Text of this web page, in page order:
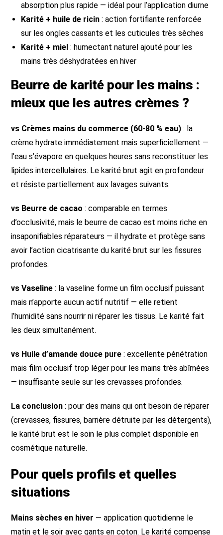
absorption plus rapide — idéal pour l’application diurne
Karité + huile de ricin : action fortifiante renforcée
sur les ongles cassants et les cuticules très sèches
Karité + miel : humectant naturel ajouté pour les
mains très déshydratées en hiver
Beurre de karité pour les mains :
mieux que les autres crèmes ?
vs Crèmes mains du commerce (60-80 % eau) : la
crème hydrate immédiatement mais superficiellement —
l’eau s’évapore en quelques heures sans reconstituer les
lipides intercellulaires. Le karité brut agit en profondeur
et résiste partiellement aux lavages suivants.
vs Beurre de cacao : comparable en termes
d’occlusivité, mais le beurre de cacao est moins riche en
insaponifiables réparateurs — il hydrate et protège sans
avoir l’action cicatrisante du karité brut sur les fissures
profondes.
vs Vaseline : la vaseline forme un film occlusif puissant
mais n’apporte aucun actif nutritif — elle retient
l’humidité sans nourrir ni réparer les tissus. Le karité fait
les deux simultanément.
vs Huile d’amande douce pure : excellente pénétration
mais film occlusif trop léger pour les mains très abîmées
— insuffisante seule sur les crevasses profondes.
La conclusion : pour des mains qui ont besoin de réparer
(crevasses, fissures, barrière détruite par les détergents),
le karité brut est le soin le plus complet disponible en
cosmétique naturelle.
Pour quels profils et quelles
situations
Mains sèches en hiver — application quotidienne le
matin et le soir avec gants en coton. Le karité compense